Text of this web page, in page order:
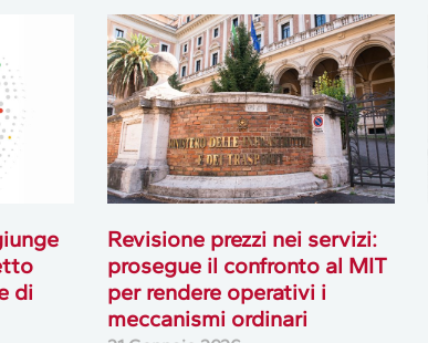
di
Revisione prezzi nei servizi:
prosegue il confronto al MIT
per rendere operativi i
meccanismi ordinari